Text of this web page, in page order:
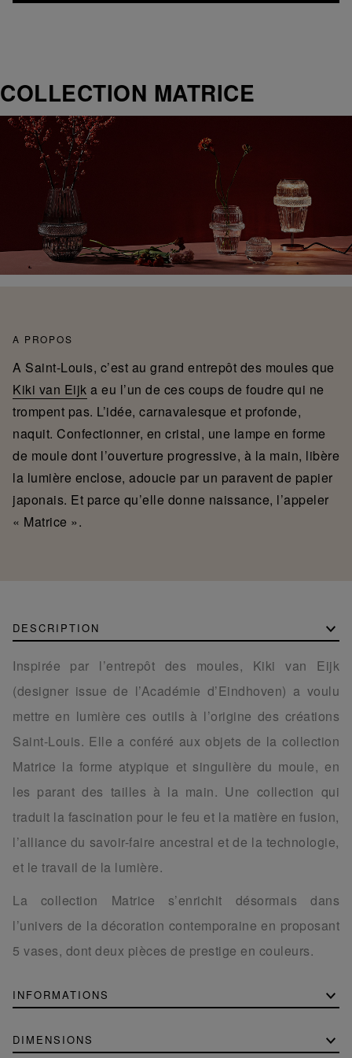
COLLECTION MATRICE
A PROPOS
A Saint-Louis, c’est au grand entrepôt des moules que
Kiki van Eijk a eu l’un de ces coups de foudre qui ne
trompent pas. L’idée, carnavalesque et profonde,
naquit. Confectionner, en cristal, une lampe en forme
de moule dont l’ouverture progressive, à la main, libère
la lumière enclose, adoucie par un paravent de papier
japonais. Et parce qu’elle donne naissance, l’appeler
« Matrice ».
DESCRIPTION
Inspirée par l’entrepôt des moules, Kiki van Eijk
(designer issue de l’Académie d’Eindhoven) a voulu
mettre en lumière ces outils à l’origine des créations
Saint-Louis. Elle a conféré aux objets de la collection
Matrice la forme atypique et singulière du moule, en
les parant des tailles à la main. Une collection qui
traduit la fascination pour le feu et la matière en fusion,
l’alliance du savoir-faire ancestral et de la technologie,
et le travail de la lumière.
La collection Matrice s’enrichit désormais dans
l’univers de la décoration contemporaine en proposant
5 vases, dont deux pièces de prestige en couleurs.
INFORMATIONS
DIMENSIONS